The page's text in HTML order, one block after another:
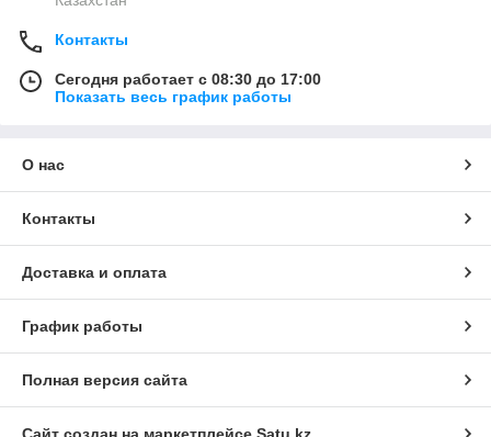
Контакты
Сегодня работает с 08:30 до 17:00
Показать весь график работы
О нас
Контакты
Доставка и оплата
График работы
Полная версия сайта